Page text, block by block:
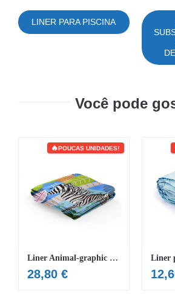
LINER PARA PISCINA
Você pode
POUCAS UNIDADES!
Liner Animal-graphic piscina Steel Pro™ 305 x 66 cm
28,80 €